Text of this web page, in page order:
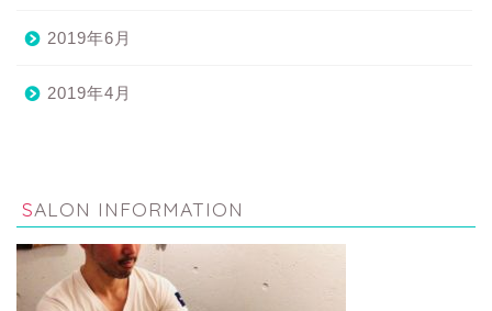
2019年6月
2019年4月
SALON INFORMATION